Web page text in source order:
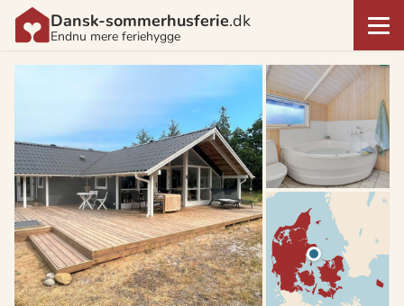
Dansk-sommerhusferie.dk
Endnu mere feriehygge